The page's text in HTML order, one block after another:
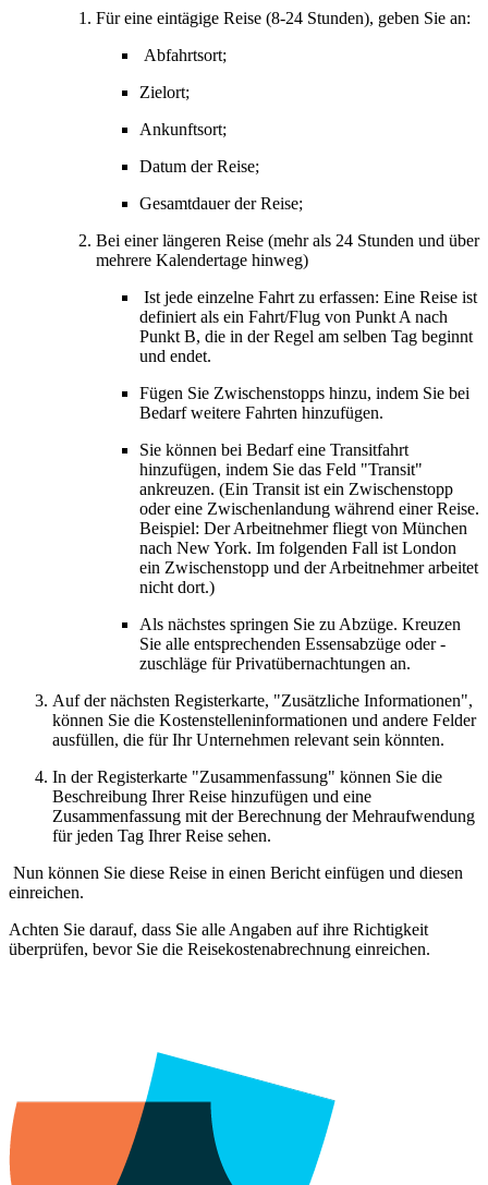
Für eine eintägige Reise (8-24 Stunden), geben Sie an:
Abfahrtsort;
Zielort;
Ankunftsort;
Datum der Reise;
Gesamtdauer der Reise;
Bei einer längeren Reise (mehr als 24 Stunden und über
mehrere Kalendertage hinweg)
Ist jede einzelne Fahrt zu erfassen: Eine Reise ist
definiert als ein Fahrt/Flug von Punkt A nach
Punkt B, die in der Regel am selben Tag beginnt
und endet.
Fügen Sie Zwischenstopps hinzu, indem Sie bei
Bedarf weitere Fahrten hinzufügen.
Sie können bei Bedarf eine Transitfahrt
hinzufügen, indem Sie das Feld "Transit"
ankreuzen. (Ein Transit ist ein Zwischenstopp
oder eine Zwischenlandung während einer Reise.
Beispiel: Der Arbeitnehmer fliegt von München
nach New York. Im folgenden Fall ist London
ein Zwischenstopp und der Arbeitnehmer arbeitet
nicht dort.)
Als nächstes springen Sie zu Abzüge. Kreuzen
Sie alle entsprechenden Essensabzüge oder -
zuschläge für Privatübernachtungen an.
Auf der nächsten Registerkarte, "Zusätzliche Informationen",
können Sie die Kostenstelleninformationen und andere Felder
ausfüllen, die für Ihr Unternehmen relevant sein könnten.
In der Registerkarte "Zusammenfassung" können Sie die
Beschreibung Ihrer Reise hinzufügen und eine
Zusammenfassung mit der Berechnung der Mehraufwendung
für jeden Tag Ihrer Reise sehen.
Nun können Sie diese Reise in einen Bericht einfügen und diesen
einreichen.
Achten Sie darauf, dass Sie alle Angaben auf ihre Richtigkeit
überprüfen, bevor Sie die Reisekostenabrechnung einreichen.